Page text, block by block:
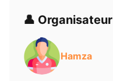
👤 Organisateur
Hamza